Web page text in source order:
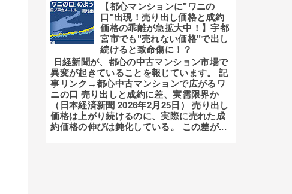
【都心マンションに"ワニの
口"出現！売り出し価格と成約
価格の乖離が急拡大中！】宇都
宮市でも"売れない価格"で出し
続けると致命傷に！？
日経新聞が、都心の中古マンション市場で
異変が起きていることを報じています。 記
事リンク→都心中古マンションで広がるワ
ニの口 売り出しと成約に差、実需限界か
（日本経済新聞 2026年2月25日） 売り出し
価格は上がり続けるのに、実際に売れた成
約価格の伸びは鈍化している。 この差が...